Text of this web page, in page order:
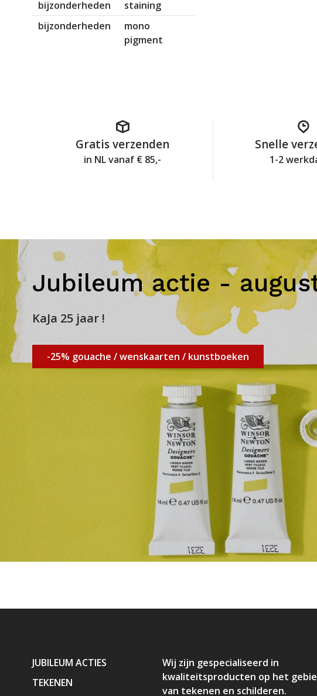
bijzonderheden
staining
bijzonderheden
mono
pigment
Gratis verzenden
in NL vanaf € 85,-
Snelle
1-2
Jubileum actie -
KaJa 25 jaar !
-25% gouache / wenskaarten / kunstboeken
JUBILEUM ACTIES
TEKENEN
Wij zijn gespecialiseerd in
kwaliteitsproducten op het
van tekenen en schilderen.